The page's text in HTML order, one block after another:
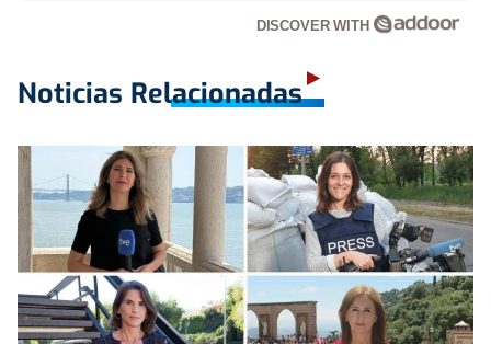
DISCOVER WITH
Noticias Relacionadas